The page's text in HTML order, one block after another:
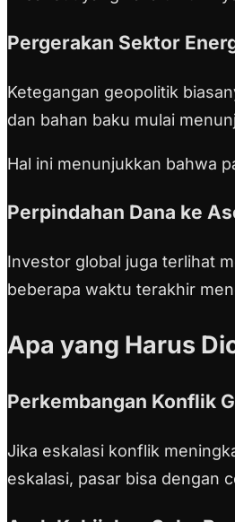
Pergerakan Sektor
Ketegangan geopolitik
dan bahan baku mulai
Hal ini menunjukkan bahwa
Perpindahan Dana ke
Investor global juga terlihat
beberapa waktu terakhir
Apa yang Harus
Perkembangan Konflik
Jika eskalasi konflik
eskalasi, pasar bisa dengan